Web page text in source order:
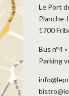
Le Port
1700
Bus n°4
Parking